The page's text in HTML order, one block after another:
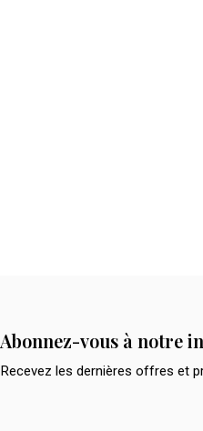
Abonnez-vous à notre
Recevez les dernières offres et